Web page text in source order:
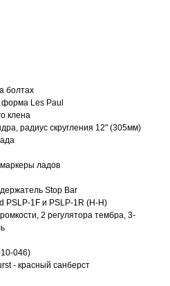
болтах
форма Les Paul
клена
радиус скругления 12" (305мм)
ладов
Stop Bar
PSLP-1F и PSLP-1R (H-H)
2 регулятора тембра, 3-
046)
- красный санберст